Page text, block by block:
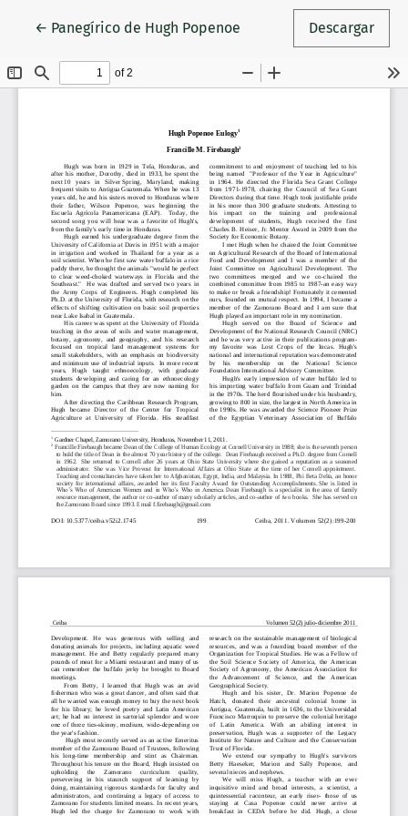
← Volver a los detalles del artículo
Panegírico de Hugh Popenoe Descargar